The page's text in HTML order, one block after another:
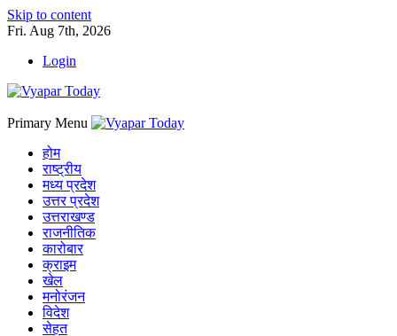
Skip to content
Fri. Aug 7th, 2026
Login
Primary Menu
होम
राष्ट्रीय
मध्य प्रदेश
उत्तर प्रदेश
उत्तराखण्ड
राजनीतिक
कारोबार
क्राइम
खेल
मनोरंजन
विदेश
सेहत